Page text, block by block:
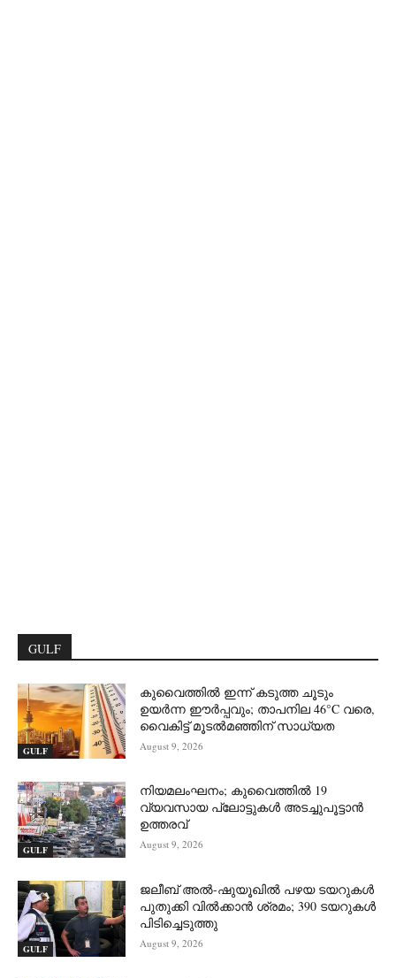
GULF
GULF
കുവൈത്തിൽ ഇന്ന് കടുത്ത ചൂടും
ഉയർന്ന ഈർപ്പവും; താപനില 46°C വരെ,
വൈകിട്ട് മൂടൽമഞ്ഞിന് സാധ്യത
August 9, 2026
GULF
നിയമലംഘനം; കുവൈത്തിൽ 19
വ്യവസായ പ്ലോട്ടുകൾ അടച്ചുപൂട്ടാൻ
ഉത്തരവ്
August 9, 2026
GULF
ജലീബ് അൽ-ഷുയൂഖിൽ പഴയ ടയറുകൾ
പുതുക്കി വിൽക്കാൻ ശ്രമം; 390 ടയറുകൾ
പിടിച്ചെടുത്തു
August 9, 2026